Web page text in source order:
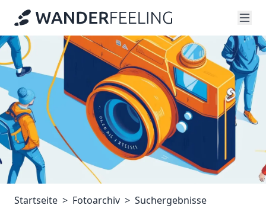
Startseite Fotoarchiv Suchergebnisse